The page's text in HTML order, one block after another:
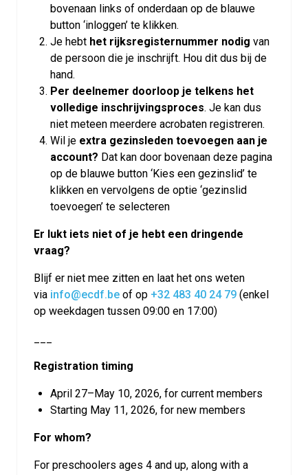
bovenaan links of onderdaan op de blauwe
button ‘inloggen’ te klikken.
Je hebt het rijksregisternummer nodig van
de persoon die je inschrijft. Hou dit dus bij de
hand.
Per deelnemer doorloop je telkens het
volledige inschrijvingsproces. Je kan dus
niet meteen meerdere acrobaten registreren.
Wil je extra gezinsleden toevoegen aan je
account? Dat kan door bovenaan deze pagina
op de blauwe button ‘Kies een gezinslid’ te
klikken en vervolgens de optie ‘gezinslid
toevoegen’ te selecteren
Er lukt iets niet of je hebt een dringende
vraag?
Blijf er niet mee zitten en laat het ons weten
via info@ecdf.be of op +32 483 40 24 79 (enkel
op weekdagen tussen 09:00 en 17:00)
Registration timing
April 27–May 10, 2026, for current members
Starting May 11, 2026, for new members
For whom?
For preschoolers ages 4 and up, along with a